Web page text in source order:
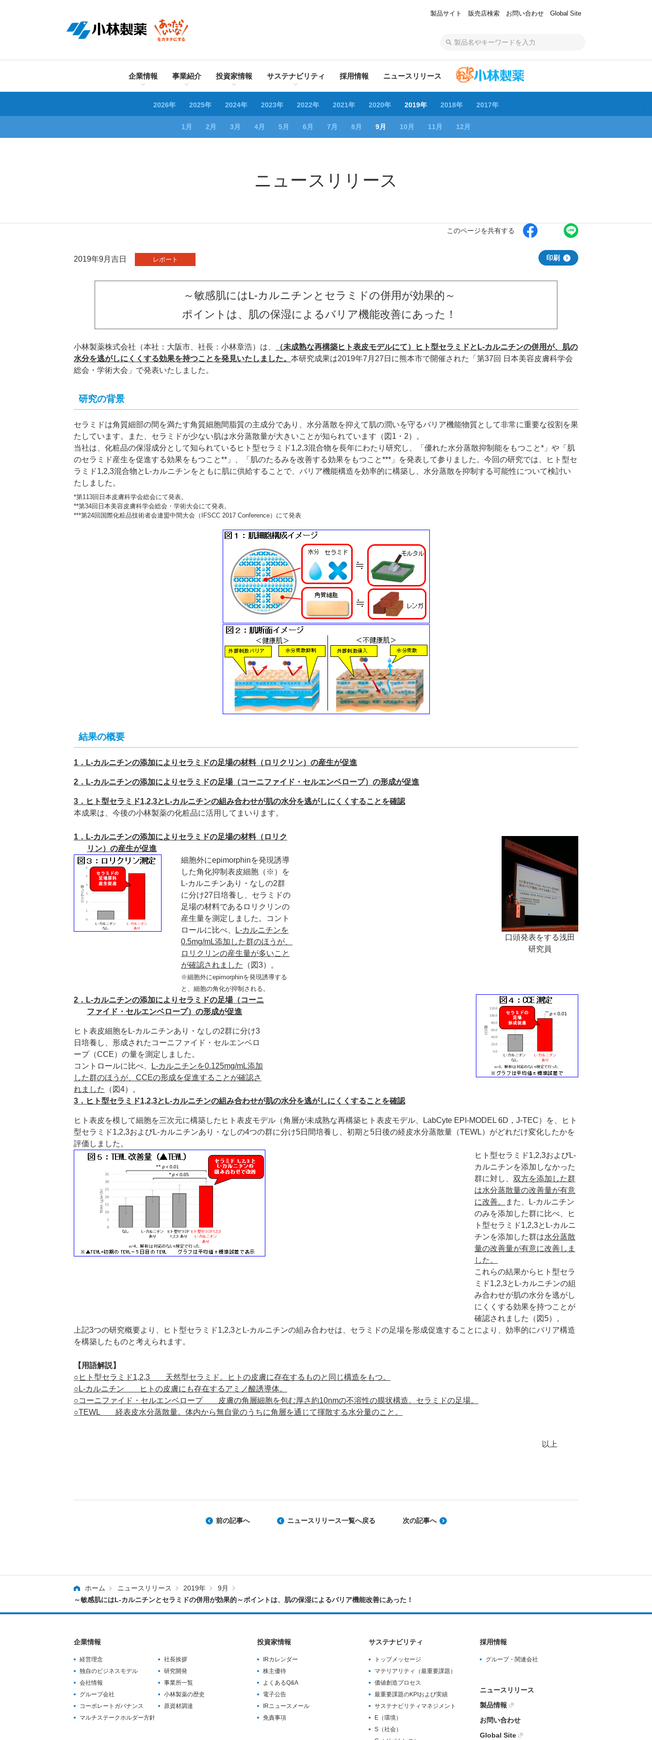
製品サイト 販売店検索 お問い合わせ Global Site
企業情報 事業紹介 投資家情報 サステナビリティ 採用情報 ニュースリリース
2026年 2025年 2024年 2023年 2022年 2021年 2020年 2019年 2018年 2017年
1月 2月 3月 4月 5月 6月 7月 8月 9月 10月 11月 12月
ニュースリリース
印刷
2019年9月吉日 レポート
～敏感肌にはL-カルニチンとセラミドの併用が効果的～
ポイントは、肌の保湿によるバリア機能改善にあった！
小林製薬株式会社（本社：大阪市、社長：小林章浩）は、
（未成熟な再構築ヒト表皮モデルにて）ヒト型セラミドとL-カルニチンの併用が、肌の
水分を逃がしにくくする効果を持つことを発見いたしました。 本研究成果は2019年7月27日に熊本市で開催された「第37回 日本美容皮膚科学会
総会・学術大会」で発表いたしました。
研究の背景
セラミドは角質細部の間を満たす角質細胞間脂質の主成分であり、水分蒸散を抑えて肌の潤いを守るバリア機能物質として非常に重要な役割を果
たしています。また、セラミドが少ない肌は水分蒸散量が大きいことが知られています（図1・2）。
当社は、化粧品の保湿成分として知られているヒト型セラミド1,2,3混合物を長年にわたり研究し、「優れた水分蒸散抑制能をもつこと*」や「肌
のセラミド産生を促進する効果をもつこと**」、「肌のたるみを改善する効果をもつこと***」を発表して参りました。今回の研究では、ヒト型セ
ラミド1,2,3混合物とL-カルニチンをともに肌に供給することで、バリア機能構造を効率的に構築し、水分蒸散を抑制する可能性について検討い
たしました。
*第113回日本皮膚科学会総会にて発表。
**第34回日本美容皮膚科学会総会・学術大会にて発表。
***第24回国際化粧品技術者会連盟中間大会（IFSCC 2017 Conference）にて発表
結果の概要
1．L-カルニチンの添加によりセラミドの足場の材料（ロリクリン）の産生が促進
2．L-カルニチンの添加によりセラミドの足場（コーニファイド・セルエンベロープ）の形成が促進
3．ヒト型セラミド1,2,3とL-カルニチンの組み合わせが肌の水分を逃がしにくくすることを確認
本成果は、今後の小林製薬の化粧品に活用してまいります。
1．L-カルニチンの添加によりセラミドの足場の材料（ロリク
リン）の産生が促進
細胞外にepimorphinを発現誘導
した角化抑制表皮細胞（※）を
L-カルニチンあり・なしの2群
に分け27日培養し、セラミドの
足場の材料であるロリクリンの
産生量を測定しました。コント
ロールに比べ、
L-カルニチンを
0.5mg/mL添加した群のほうが、
ロリクリンの産生量が多いこと
が確認されました
（図3）。
※細胞外にepimorphinを発現誘導する
と、細胞の角化が抑制される。
口頭発表をする浅田
研究員
2．L-カルニチンの添加によりセラミドの足場（コーニ
ファイド・セルエンベロープ）の形成が促進
ヒト表皮細胞をL-カルニチンあり・なしの2群に分け3
日培養し、形成されたコーニファイド・セルエンベロ
ープ（CCE）の量を測定しました。
コントロールに比べ、
L-カルニチンを0.125mg/mL添加
した群のほうが、CCEの形成を促進することが確認さ
れました
（図4）。
3．ヒト型セラミド1,2,3とL-カルニチンの組み合わせが肌の水分を逃がしにくくすることを確認
ヒト表皮を模して細胞を三次元に構築したヒト表皮モデル（角層が未成熟な再構築ヒト表皮モデル、LabCyte EPI-MODEL 6D，J-TEC）を、ヒト
型セラミド1,2,3およびL-カルニチンあり・なしの4つの群に分け5日間培養し、初期と5日後の経皮水分蒸散量（TEWL）がどれだけ変化したかを
評価しました。
ヒト型セラミド1,2,3およびL-
カルニチンを添加しなかった
群に対し、 双方を添加した群
は水分蒸散量の改善量が有意
に改善。
また、L-カルニチン
のみを添加した群に比べ、ヒ
ト型セラミド1,2,3とL-カルニ
チンを添加した群は水分蒸散
量の改善量が有意に改善しま
した。
これらの結果からヒト型セラ
ミド1,2,3とL-カルニチンの組
み合わせが肌の水分を逃がし
にくくする効果を持つことが
確認されました（図5）。
上記3つの研究概要より、ヒト型セラミド1,2,3とL-カルニチンの組み合わせは、セラミドの足場を形成促進することにより、効率的にバリア構造
を構築したものと考えられます。
【用語解説】
○ヒト型セラミド1,2,3 天然型セラミド。ヒトの皮膚に存在するものと同じ構造をもつ。
○L-カルニチン ヒトの皮膚にも存在するアミノ酸誘導体。
○コーニファイド・セルエンベロープ 皮膚の角層細胞を包む厚さ約10nmの不溶性の膜状構造。セラミドの足場。
○TEWL 経表皮水分蒸散量。体内から無自覚のうちに角層を通じて揮散する水分量のこと。
以上
このページを共有する
前の記事へ ニュースリリース一覧へ戻る 次の記事へ
ホーム ニュースリリース 2019年
9月
～敏感肌にはL-カルニチンとセラミドの併用が効果的～ポイントは、肌の保湿によるバリア機能改善にあった！
企業情報
経営理念
社長挨拶
独自のビジネスモデル
研究開発
会社情報
事業所一覧
グループ会社
小林製薬の歴史
コーポレートガバナンス
原資材調達
マルチステークホルダー方針
投資家情報
IRカレンダー
株主優待
よくあるQ&A
電子公告
IRニュースメール
免責事項
サステナビリティ
トップメッセージ
マテリアリティ（最重要課題）
価値創造プロセス
最重要課題のKPIおよび実績
サステナビリティマネジメント
E（環境）
S（社会）
採用情報
グループ・関連会社
ニュースリリース
製品情報
お問い合わせ
Global Site